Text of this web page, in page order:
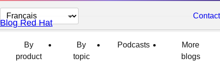
Changer
la
langue
Contact
Blog Red Hat
By
product
By
topic
Podcasts
More
blogs